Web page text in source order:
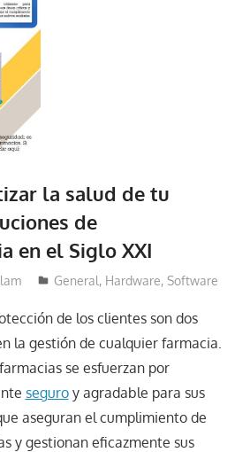
la salud de tu
de
en el Siglo XXI
General, Hardware,Software
de los clientes son dos
la gestión de cualquier farmacia.
se esfuerzan por
seguroy agradable para sus
aseguran el cumplimiento de
y gestionan eficazmente sus